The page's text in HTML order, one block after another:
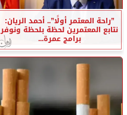
”راحة المعتمر أولًا”.. أحمد الريان:
نتابع المعتمرين لحظة بلحظة ونوفر
برامج عمرة...